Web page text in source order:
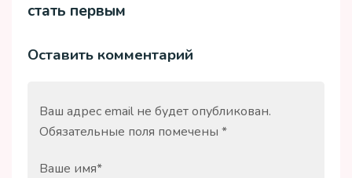
стать первым
Оставить комментарий
Ваш адрес email не будет опубликован.
Обязательные поля помечены *
Ваше имя*